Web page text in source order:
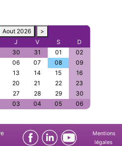
Aout 2026
>
J V S
D
30 31 01
02
06 07 08
09
13 14 15
16
20 21 22
23
27 28 29
30
03 04 05 06
Mentions
légales